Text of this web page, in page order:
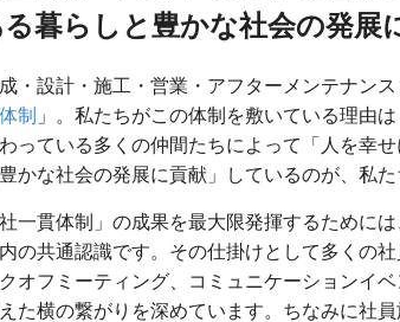
暮らしと豊かな社会の発展
・設計・施工・営業・アフターメンテナン
制 」。私たちがこの体制を敷いている理由は
っている多くの仲間たちによって「人を幸
かな社会の発展に貢献」しているのが、私た
一貫体制」の成果を最大限発揮するために
の共通認識です。その仕掛けとして多くの
オフミーティング、コミュニケーションイベ
た横の繋がりを深めています。ちなみに社